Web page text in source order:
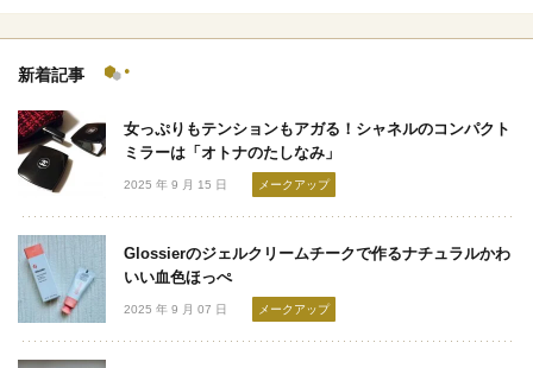
新着記事
女っぷりもテンションもアガる！シャネルのコンパクト
ミラーは「オトナのたしなみ」
2025 年 9 月 15 日 メークアップ
Glossierのジェルクリームチークで作るナチュラルかわ
いい血色ほっぺ
2025 年 9 月 07 日 メークアップ